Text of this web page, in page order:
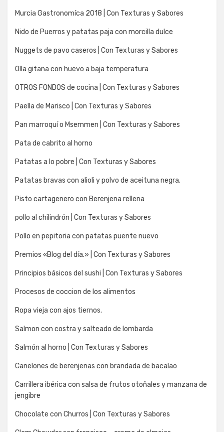
Murcia Gastronomíca 2018 | Con Texturas y Sabores
Nido de Puerros y patatas paja con morcilla dulce
Nuggets de pavo caseros | Con Texturas y Sabores
Olla gitana con huevo a baja temperatura
OTROS FONDOS de cocina | Con Texturas y Sabores
Paella de Marisco | Con Texturas y Sabores
Pan marroquí o Msemmen | Con Texturas y Sabores
Pata de cabrito al horno
Patatas a lo pobre | Con Texturas y Sabores
Patatas bravas con alioli y polvo de aceituna negra.
Pisto cartagenero con Berenjena rellena
pollo al chilindrón | Con Texturas y Sabores
Pollo en pepitoria con patatas puente nuevo
Premios «Blog del día.» | Con Texturas y Sabores
Principios básicos del sushi | Con Texturas y Sabores
Procesos de coccion de los alimentos
Ropa vieja con ajos tiernos.
Salmon con costra y salteado de lombarda
Salmón al horno | Con Texturas y Sabores
Canelones de berenjenas con brandada de bacalao
Carrillera ibérica con salsa de frutos otoñales y manzana de
jengibre
Chocolate con Churros | Con Texturas y Sabores